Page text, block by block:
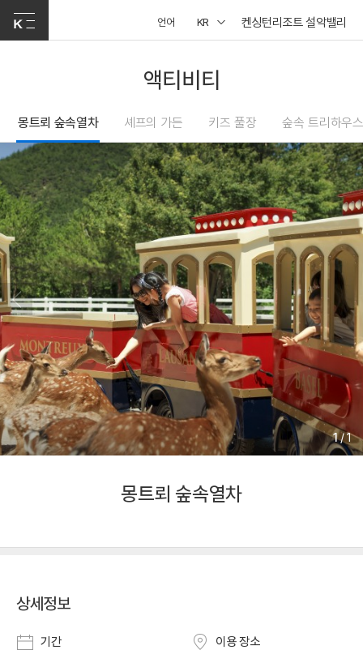
언어 KR 켄싱턴리조트 설악밸리
액티비티
몽트뢰 숲속열차 셰프의 가든 키즈 풀장 숲속 트리하우스
1/1
몽트뢰 숲속열차
상세정보
기간 이용 장소